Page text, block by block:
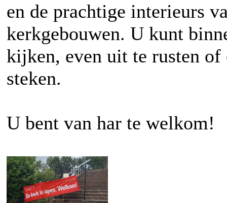
en de prachtige interieurs
kerkgebouwen. U kunt
kijken, even uit te rusten of
steken.
U bent van har te welkom!